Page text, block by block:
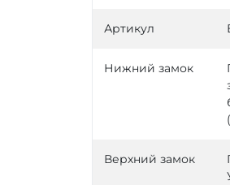
Артикул
Нижний замок
Верхний замок